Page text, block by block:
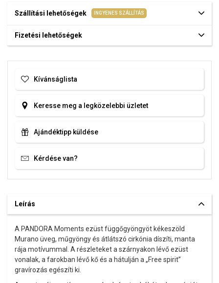
Szállítási lehetőségek INGYENES SZÁLLÍTÁS
Fizetési lehetőségek
Kívánságlista
Keresse meg a legközelebbi üzletet
Ajándéktipp küldése
Kérdése van?
Leírás
A PANDORA Moments ezüst függőgyöngyöt kékeszöld
Murano üveg, műgyöngy és átlátszó cirkónia díszíti, manta
rája motívummal. A részleteket a szárnyakon lévő ezüst
vonalak, a farokban lévő kő és a hátulján a „Free spirit”
gravírozás egészíti ki.